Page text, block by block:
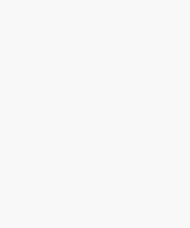
erfolgt sind.
Raum werden